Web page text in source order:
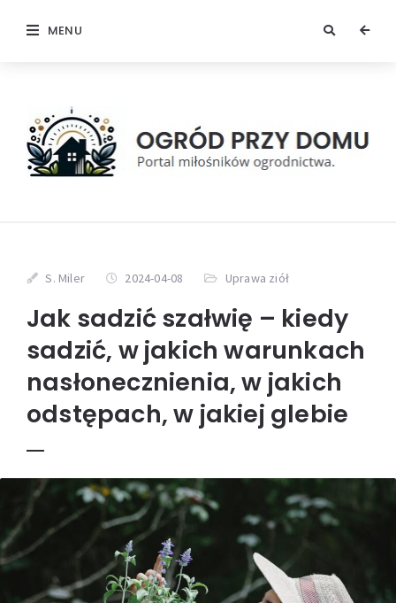
MENU
S. Miler 2024-04-08 Uprawa ziół
Jak sadzić szałwię – kiedy
sadzić, w jakich warunkach
nasłonecznienia, w jakich
odstępach, w jakiej glebie